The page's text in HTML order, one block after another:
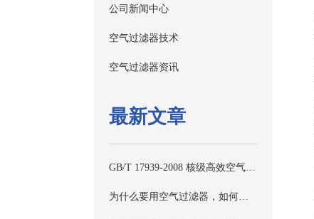
公司新闻中心
空气过滤器技术
空气过滤器资讯
最新文章
GB/T 17939-2008 核级高效空气过滤器标准
为什么要用空气过滤器，如何选用它？